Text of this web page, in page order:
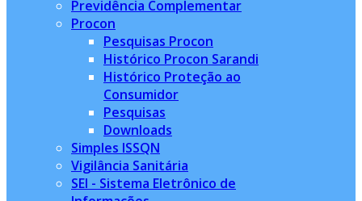
Previdência Complementar
Procon
Pesquisas Procon
Histórico Procon Sarandi
Histórico Proteção ao
Consumidor
Pesquisas
Downloads
Simples ISSQN
Vigilância Sanitária
SEI - Sistema Eletrônico de